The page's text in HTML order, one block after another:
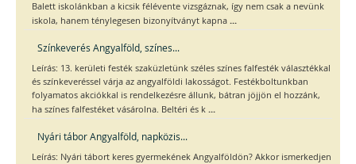
Balett iskolánkban a kicsik félévente vizsgáznak, így nem csak a nevünk
iskola, hanem ténylegesen bizonyítványt kapna ...
Színkeverés Angyalföld, színes...
Leírás: 13. kerületi festék szaküzletünk széles színes falfesték választékkal
és színkeveréssel várja az angyalföldi lakosságot. Festékboltunkban
folyamatos akciókkal is rendelkezésre állunk, bátran jöjjön el hozzánk,
ha színes falfestéket vásárolna. Beltéri és k ...
Nyári tábor Angyalföld, napközis...
Leírás: Nyári tábort keres gyermekének Angyalföldön? Akkor ismerkedjen